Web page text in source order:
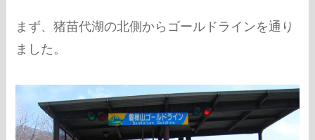
まず、猪苗代湖の北側からゴールドラインを通り
ました。